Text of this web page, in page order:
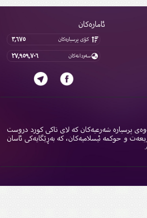
ئامارەکان
کۆی پرسیارەکان ٣,٦٧٥
سەردانەکان ٢٧,٩٥٩,٧٠٦
پرسیارە شەرعیەکان کە لای تاکی کورد دروست
و حوکمە ئیسلامیەکان، کە بەڕێگایەکی ئاسان